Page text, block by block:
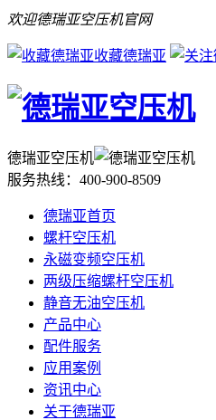
欢迎德瑞亚空压机官网
收藏德瑞亚
德瑞亚空压机
服务热线： 400-900-8509
德瑞亚首页
螺杆空压机
永磁变频空压机
两级压缩螺杆空压机
静音无油空压机
产品中心
配件服务
应用案例
资讯中心
关于德瑞亚